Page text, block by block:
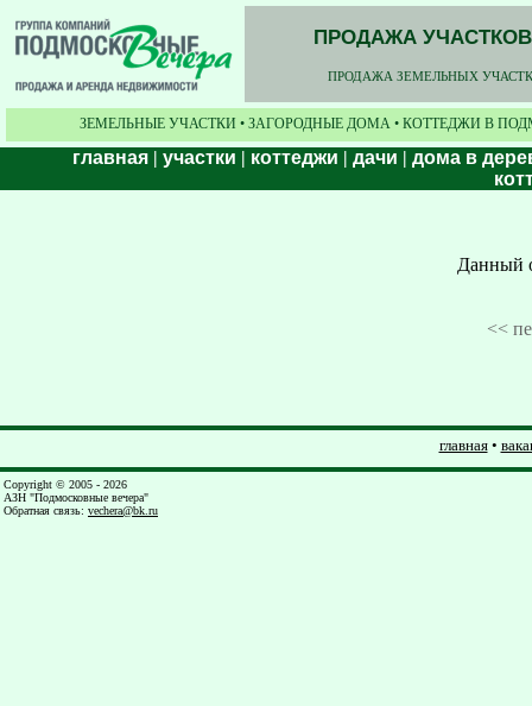
ПРОДАЖА
ПРОДАЖА ЗЕМЕЛЬНЫХ
ЗЕМЕЛЬНЫЕ УЧАСТКИ • ЗАГОРОДНЫЕ ДОМА • КОТТЕДЖИ В
главная | участки | коттеджи | дачи | дома в
Данный
<<
главная•
Copyright © 2005 - 2026
АЗН "Подмосковные вечера"
Обратная связь: vechera@bk.ru